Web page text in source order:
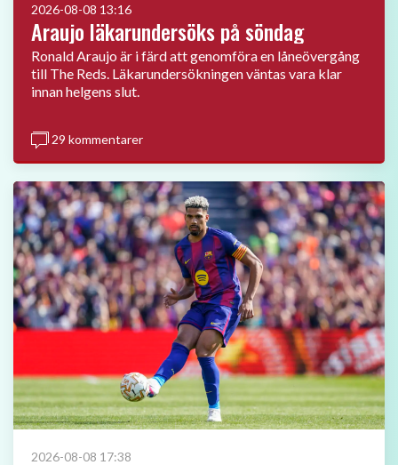
2026-08-08 13:16
Araujo läkarundersöks på söndag
Ronald Araujo är i färd att genomföra en låneövergång
till The Reds. Läkarundersökningen väntas vara klar
innan helgens slut.
29 kommentarer
2026-08-08 17:38